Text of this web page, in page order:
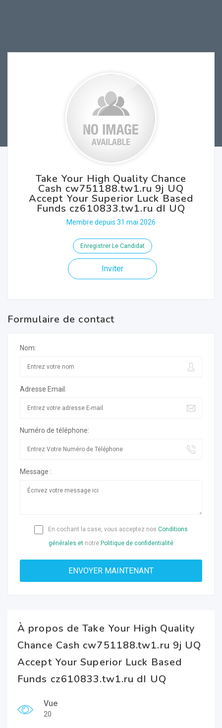
Take Your High Quality Chance
Cash cw751188.tw1.ru 9j UQ
Accept Your Superior Luck Based
Funds cz610833.tw1.ru dI UQ
Membre depuis 31 mai 2026
Enregistrer Le Candidat
Inviter
Formulaire de contact
Nom:
Adresse Email:
Numéro de téléphone:
Message :
En cochant la case, vous acceptez nos Conditions
générales et notre Politique de confidentialité
À propos de Take Your High Quality
Chance Cash cw751188.tw1.ru 9j UQ
Accept Your Superior Luck Based
Funds cz610833.tw1.ru dI UQ
Vue
20